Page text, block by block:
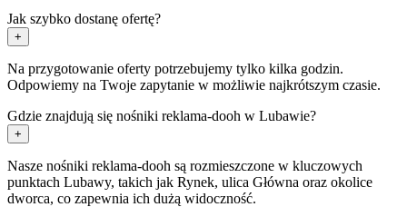
Jak szybko dostanę ofertę?
+
Na przygotowanie oferty potrzebujemy tylko kilka godzin.
Odpowiemy na Twoje zapytanie w możliwie najkrótszym czasie.
Gdzie znajdują się nośniki reklama-dooh w Lubawie?
+
Nasze nośniki reklama-dooh są rozmieszczone w kluczowych
punktach Lubawy, takich jak Rynek, ulica Główna oraz okolice
dworca, co zapewnia ich dużą widoczność.